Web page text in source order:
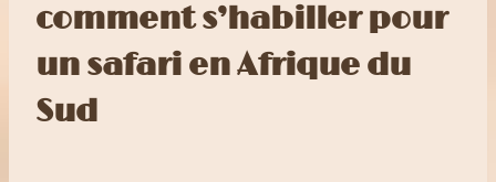
comment s’habiller pour
un safari en Afrique du
Sud